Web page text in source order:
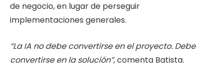
de negocio, en lugar de perseguir
implementaciones generales.
“La IA no debe convertirse en el proyecto. Debe
convertirse en la solución”, comenta Batista.